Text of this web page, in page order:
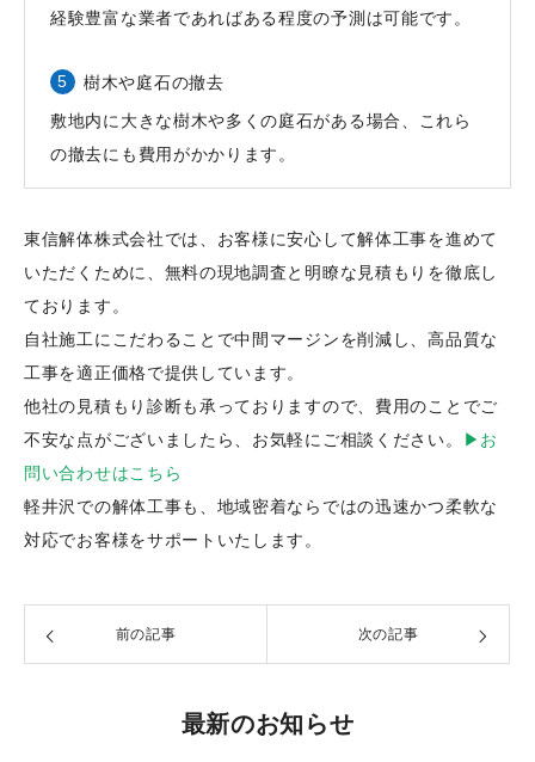
経験豊富な業者であればある程度の予測は可能です。
樹木や庭石の撤去
敷地内に大きな樹木や多くの庭石がある場合、これら
の撤去にも費用がかかります。
東信解体株式会社では、お客様に安心して解体工事を進めて
いただくために、無料の現地調査と明瞭な見積もりを徹底し
ております。
自社施工にこだわることで中間マージンを削減し、高品質な
工事を適正価格で提供しています。
他社の見積もり診断も承っておりますので、費用のことでご
不安な点がございましたら、お気軽にご相談ください。
▶お
問い合わせはこちら
軽井沢での解体工事も、地域密着ならではの迅速かつ柔軟な
対応でお客様をサポートいたします。
前の記事 次の記事
最新のお知らせ